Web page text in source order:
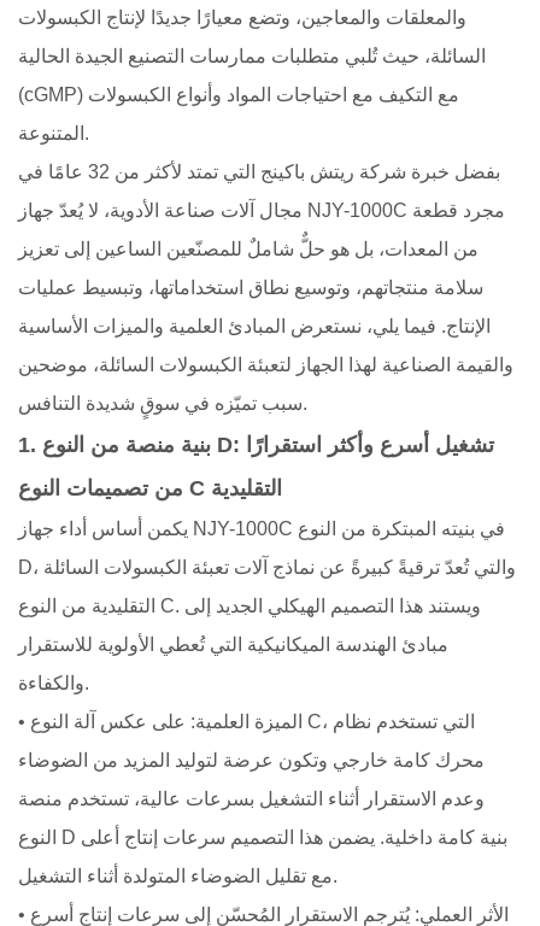
والمعلقات والمعاجين، وتضع معيارًا جديدًا لإنتاج الكبسولات
السائلة، حيث تُلبي متطلبات ممارسات التصنيع الجيدة الحالية
(cGMP) مع التكيف مع احتياجات المواد وأنواع الكبسولات
المتنوعة.
بفضل خبرة شركة ريتش باكينج التي تمتد لأكثر من 32 عامًا في
مجال آلات صناعة الأدوية، لا يُعدّ جهاز NJY-1000C مجرد قطعة
من المعدات، بل هو حلٌّ شاملٌ للمصنّعين الساعين إلى تعزيز
سلامة منتجاتهم، وتوسيع نطاق استخداماتها، وتبسيط عمليات
الإنتاج. فيما يلي، نستعرض المبادئ العلمية والميزات الأساسية
والقيمة الصناعية لهذا الجهاز لتعبئة الكبسولات السائلة، موضحين
سبب تميّزه في سوقٍ شديدة التنافس.
1. بنية منصة من النوع D: تشغيل أسرع وأكثر استقرارًا
من تصميمات النوع C التقليدية
يكمن أساس أداء جهاز NJY-1000C في بنيته المبتكرة من النوع
D، والتي تُعدّ ترقيةً كبيرةً عن نماذج آلات تعبئة الكبسولات السائلة
التقليدية من النوع C. ويستند هذا التصميم الهيكلي الجديد إلى
مبادئ الهندسة الميكانيكية التي تُعطي الأولوية للاستقرار
والكفاءة.
• الميزة العلمية: على عكس آلة النوع C، التي تستخدم نظام
محرك كامة خارجي وتكون عرضة لتوليد المزيد من الضوضاء
وعدم الاستقرار أثناء التشغيل بسرعات عالية، تستخدم منصة
النوع D بنية كامة داخلية. يضمن هذا التصميم سرعات إنتاج أعلى
مع تقليل الضوضاء المتولدة أثناء التشغيل.
• الأثر العملي: يُترجم الاستقرار المُحسّن إلى سرعات إنتاج أسرع